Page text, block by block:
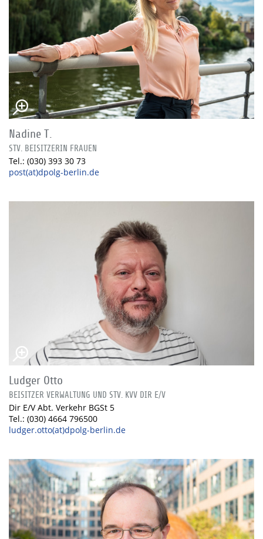
Nadine T.
STV. BEISITZERIN FRAUEN
Tel.: (030) 393 30 73
post(at)dpolg-berlin.de
Ludger Otto
BEISITZER VERWALTUNG UND STV. KVV DIR E/V
Dir E/V Abt. Verkehr BGSt 5
Tel.: (030) 4664 796500
ludger.otto(at)dpolg-berlin.de